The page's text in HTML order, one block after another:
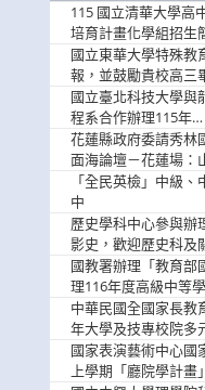
115 國立清華大學高
培育計畫化學組招生
國立東華大學特殊教
報，並鼓勵貴校高三
階段踴躍選填。
國立臺北科技大學與
程系合作辦理115年
「115.08.10~08.12
導體研習營」，歡迎
花蓮縣政府委請秀林
面海論壇－花蓮場：
外安全實務課程」
「全民英檢」中級
中
歷史學科中心參與辦
影史，歡迎歷史科及
躍報名參加
國教署辦理「教育部
理116年度高級中等
實施計畫」，鼓勵教
中華民國全國家長教
年大學及技專校院多
輔導家長說明會」
國家表演藝術中心國
上學期「廳院學計